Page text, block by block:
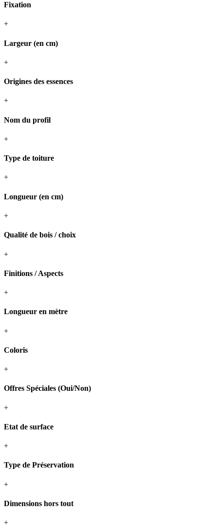
Fixation
+
Largeur (en cm)
+
Origines des essences
+
Nom du profil
+
Type de toiture
+
Longueur (en cm)
+
Qualité de bois / choix
+
Finitions / Aspects
+
Longueur en mètre
+
Coloris
+
Offres Spéciales (Oui/Non)
+
Etat de surface
+
Type de Préservation
+
Dimensions hors tout
+